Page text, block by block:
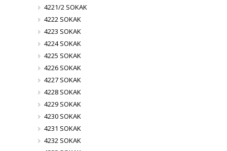
4221/2 SOKAK
4222 SOKAK
4223 SOKAK
4224 SOKAK
4225 SOKAK
4226 SOKAK
4227 SOKAK
4228 SOKAK
4229 SOKAK
4230 SOKAK
4231 SOKAK
4232 SOKAK